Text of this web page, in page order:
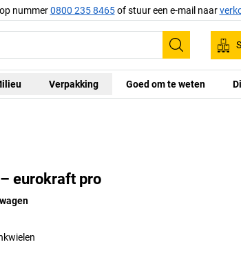
nummer0800 235 8465of stuur een e-mail naar
Zoeken
Verpakking Goed om te weten
eurokraft pro